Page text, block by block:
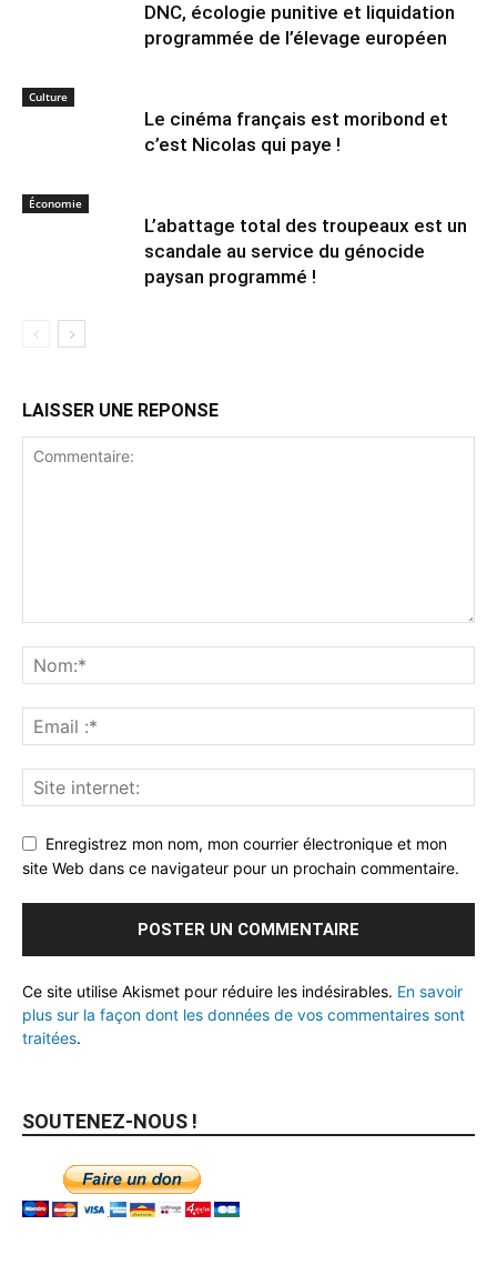
DNC, écologie punitive et liquidation
programmée de l’élevage européen
Culture
Le cinéma français est moribond et
c’est Nicolas qui paye !
Économie
L’abattage total des troupeaux est un
scandale au service du génocide
paysan programmé !
LAISSER UNE REPONSE
Enregistrez mon nom, mon courrier électronique et mon
site Web dans ce navigateur pour un prochain commentaire.
Ce site utilise Akismet pour réduire les indésirables. En savoir
plus sur la façon dont les données de vos commentaires sont
traitées.
SOUTENEZ-NOUS !